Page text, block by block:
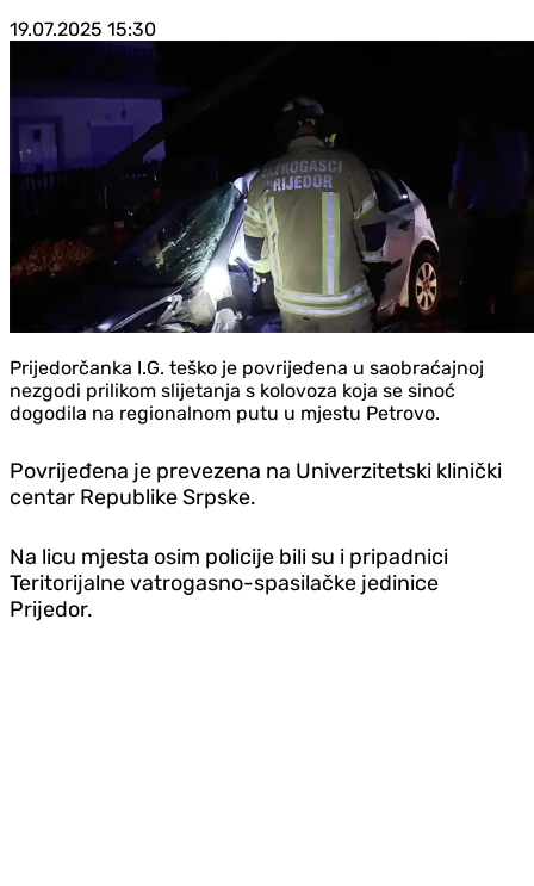
19.07.2025 15:30
Prijedorčanka I.G. teško je povrijeđena u saobraćajnoj
nezgodi prilikom slijetanja s kolovoza koja se sinoć
dogodila na regionalnom putu u mjestu Petrovo.
Povrijeđena je prevezena na Univerzitetski klinički
centar Republike Srpske.
Na licu mjesta osim policije bili su i pripadnici
Teritorijalne vatrogasno-spasilačke jedinice
Prijedor.